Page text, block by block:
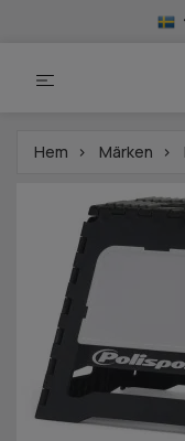
Hem Märken